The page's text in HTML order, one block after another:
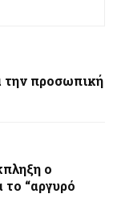
την προσωπική
ο
“αργυρό